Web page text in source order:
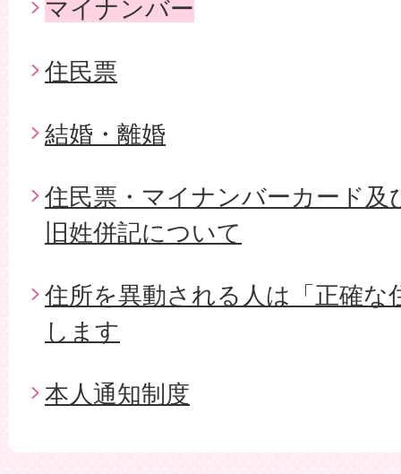
マイナンバー
住民票
結婚・離婚
住民票・マイナンバーカード及
旧姓併記について
住所を異動される人は「正確な
します
本人通知制度